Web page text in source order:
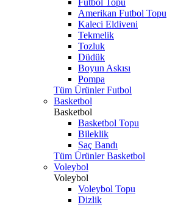
Futbol Topu
Amerikan Futbol Topu
Kaleci Eldiveni
Tekmelik
Tozluk
Düdük
Boyun Askısı
Pompa
Tüm Ürünler Futbol
Basketbol
Basketbol
Basketbol Topu
Bileklik
Saç Bandı
Tüm Ürünler Basketbol
Voleybol
Voleybol
Voleybol Topu
Dizlik